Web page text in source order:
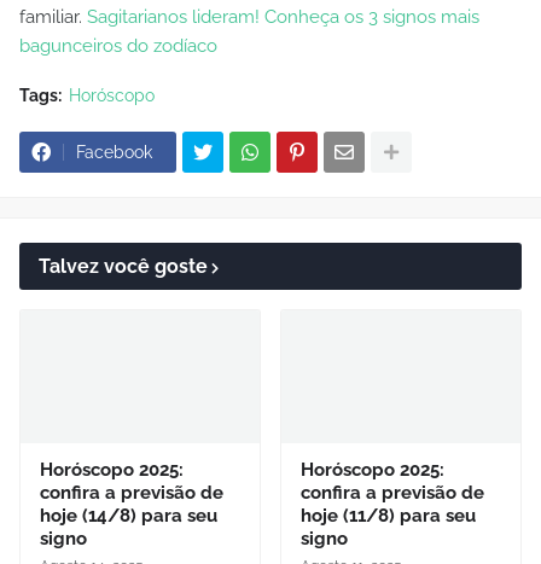
familiar. Sagitarianos lideram! Conheça os 3 signos mais
bagunceiros do zodíaco
Tags: Horóscopo
Facebook
Talvez você goste
Horóscopo 2025:
confira a previsão de
hoje (14/8) para seu
signo
Horóscopo 2025:
confira a previsão de
hoje (11/8) para seu
signo